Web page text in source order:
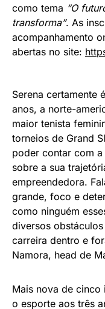
como tema “O
transforma”. As
acompanhamento
abertas no site:
Serena certamente
anos, a norte-
maior tenista
torneios de Grand
poder contar com
sobre a sua
empreendedora.
grande, foco e
como ninguém
diversos
carreira dentro e
Namora, head de